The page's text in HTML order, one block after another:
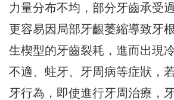
力量分布不均， 部分牙齒承受
更容易因局部牙齦萎縮導致牙
生楔型的牙齒裂耗，進而出現
不適、蛀牙、 牙周病等症狀，
牙行為，即使進行牙周治療，